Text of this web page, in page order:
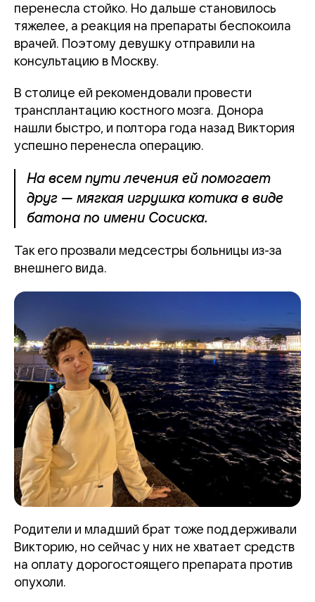
перенесла стойко. Но дальше становилось
тяжелее, а реакция на препараты беспокоила
врачей. Поэтому девушку отправили на
консультацию в Москву.
В столице ей рекомендовали провести
трансплантацию костного мозга. Донора
нашли быстро, и полтора года назад Виктория
успешно перенесла операцию.
На всем пути лечения ей помогает
друг — мягкая игрушка котика в виде
батона по имени Сосиска.
Так его прозвали медсестры больницы из-за
внешнего вида.
Родители и младший брат тоже поддерживали
Викторию, но сейчас у них не хватает средств
на оплату дорогостоящего препарата против
опухоли.